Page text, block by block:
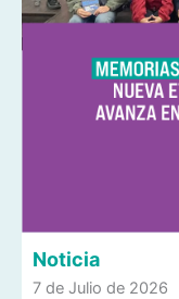
Noticia
7 de Julio de 2026